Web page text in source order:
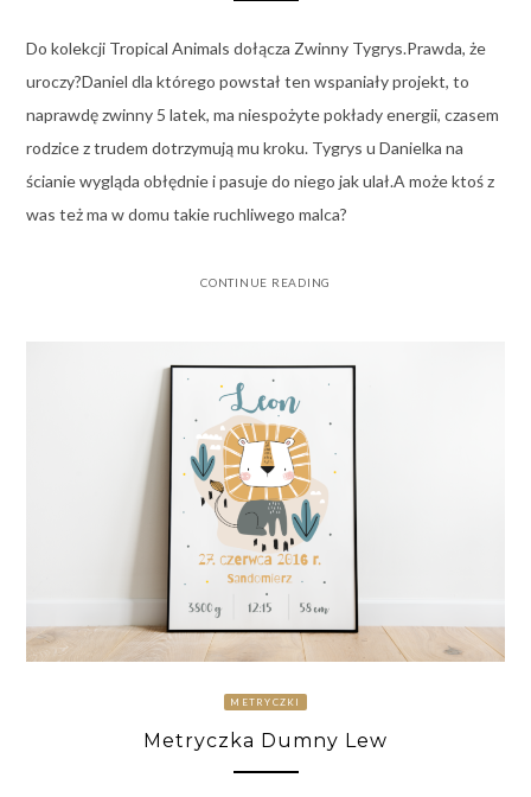
Do kolekcji Tropical Animals dołącza Zwinny Tygrys.Prawda, że
uroczy?Daniel dla którego powstał ten wspaniały projekt, to
naprawdę zwinny 5 latek, ma niespożyte pokłady energii, czasem
rodzice z trudem dotrzymują mu kroku. Tygrys u Danielka na
ścianie wygląda obłędnie i pasuje do niego jak ulał.A może ktoś z
was też ma w domu takie ruchliwego malca?
CONTINUE READING
METRYCZKI
Metryczka Dumny Lew